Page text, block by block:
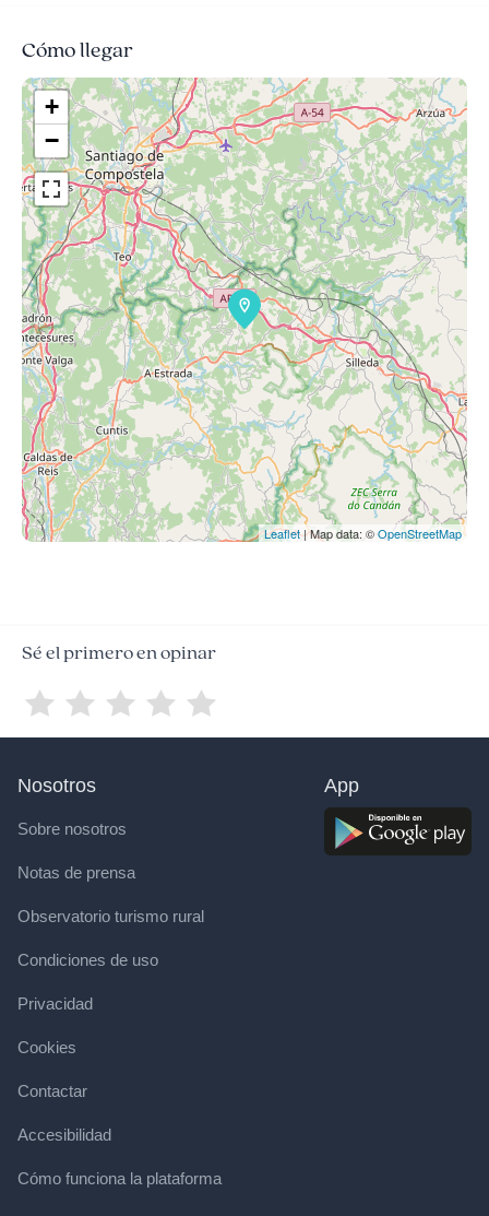
Cómo llegar
+
−
Leaflet| Map data: ©OpenStreetMap
Sé el primero en opinar
Nosotros
Sobre nosotros
Notas de prensa
Observatorio turismo rural
Condiciones de uso
Privacidad
Cookies
Contactar
Accesibilidad
Cómo funciona la plataforma
App